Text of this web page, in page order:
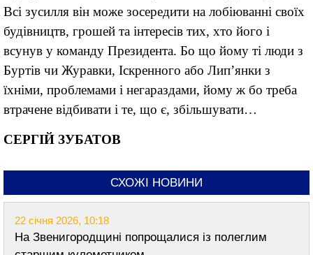
Всі зусилля він може зосередити на лобіюванні своїх
будівництв, грошей та інтересів тих, хто його і
всунув у команду Президента. Бо що йому ті люди з
Буртів чи Журавки, Іскренного або Лип’янки з
їхніми, проблемами і негараздами, йому ж бо треба
втрачене відбивати і те, що є, збільшувати…
СЕРГІЙ ЗУБАТОВ
СХОЖІ НОВИНИ
22 січня 2026, 10:18
На Звенигородщині попрощалися із полеглим